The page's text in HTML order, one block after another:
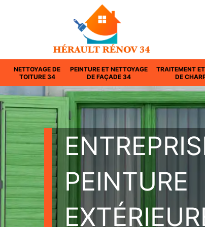
NETTOYAGE DE
TOITURE 34
PEINTURE ET NETTOYAGE
DE FAÇADE 34
TRAITEMENT
DE
PEINTURE